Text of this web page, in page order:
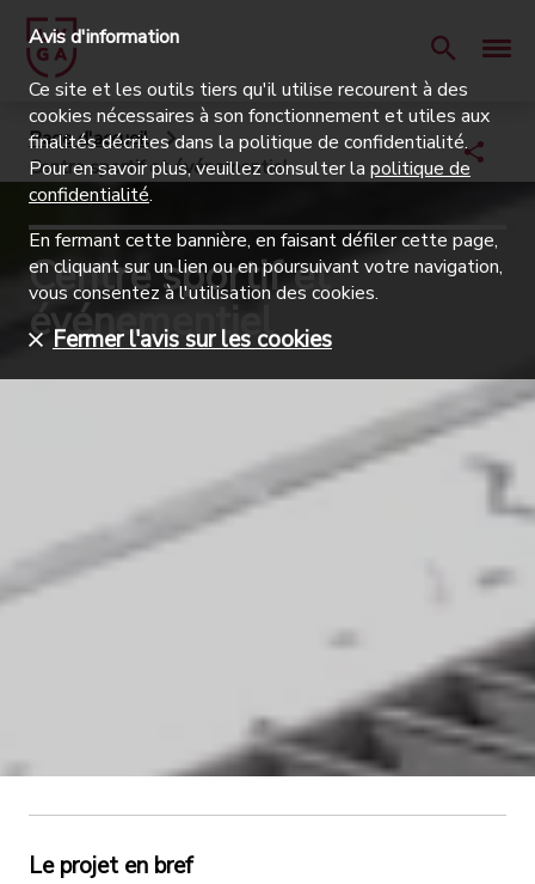
Page d'accueil
Centre sportif et événementiel
Centre sportif et
événementiel
Le projet en bref
Avis d'information
Ce site et les outils tiers qu'il utilise recourent à des
cookies nécessaires à son fonctionnement et utiles aux
finalités décrites dans la politique de confidentialité.
Pour en savoir plus, veuillez consulter la politique de
confidentialité.
En fermant cette bannière, en faisant défiler cette page,
en cliquant sur un lien ou en poursuivant votre navigation,
vous consentez à l'utilisation des cookies.
Fermer l'avis sur les cookies